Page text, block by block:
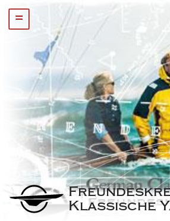
=
Klassische